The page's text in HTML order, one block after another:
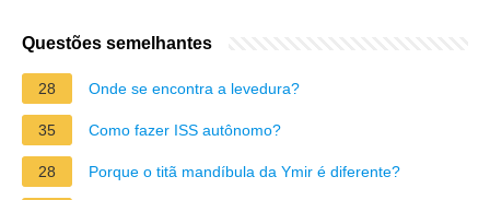
Questões semelhantes
28 Onde se encontra a levedura?
35 Como fazer ISS autônomo?
28 Porque o titã mandíbula da Ymir é diferente?